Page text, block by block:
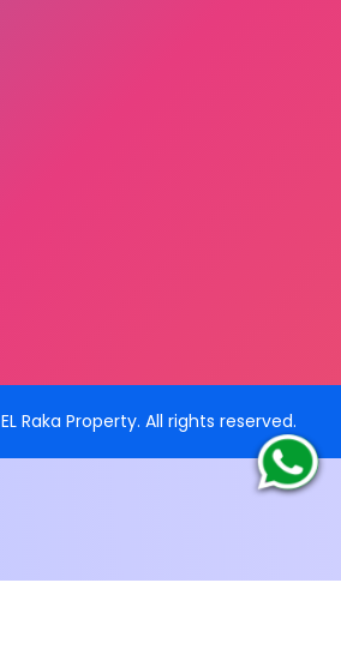
EL Raka Property. All rights reserved.